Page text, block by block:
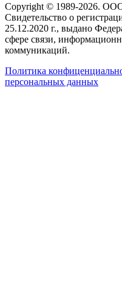
Copyright © 1989-2026.
Свидетельство о
25.12.2020 г., выдано
сфере связи,
коммуникаций.
Политика
персональных данных